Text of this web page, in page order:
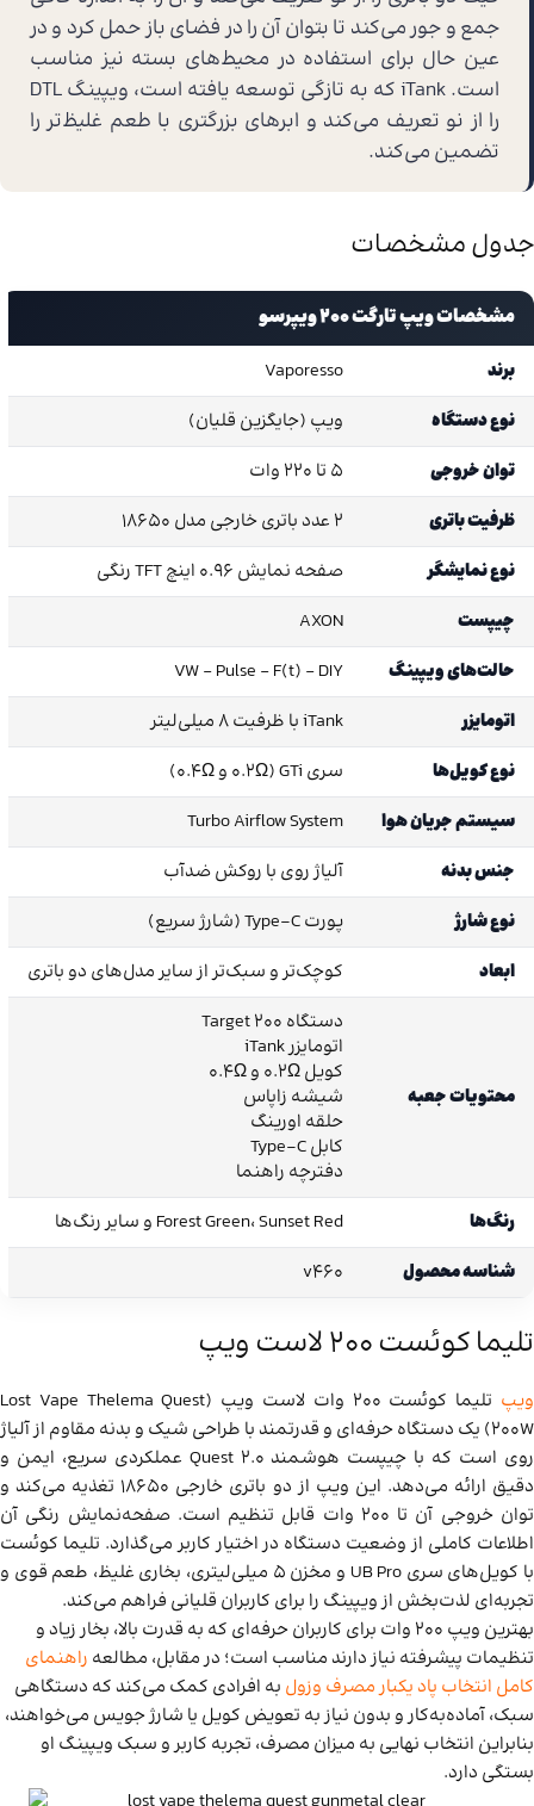
جمع و جور می‌کند تا بتوان آن را در فضای باز حمل کرد و در
عین حال برای استفاده در محیط‌های بسته نیز مناسب
است. iTank که به تازگی توسعه یافته است، ویپینگ DTL
را از نو تعریف می‌کند و ابرهای بزرگتری با طعم غلیظ‌تر را
تضمین می‌کند.
جدول مشخصات
مشخصات ویپ تارگت 200 ویپرسو
برند
Vaporesso
نوع دستگاه
ویپ (جایگزین قلیان)
توان خروجی
5 تا 220 وات
ظرفیت باتری
2 عدد باتری خارجی مدل 18650
نوع نمایشگر
صفحه نمایش 0.96 اینچ TFT رنگی
چیپست
AXON
حالت‌های ویپینگ
VW – Pulse – F(t) – DIY
اتومایزر
iTank با ظرفیت 8 میلی‌لیتر
نوع کویل‌ها
سری GTi (0.2Ω و 0.4Ω)
سیستم جریان هوا
Turbo Airflow System
جنس بدنه
آلیاژ روی با روکش ضدآب
نوع شارژ
پورت Type-C (شارژ سریع)
ابعاد
کوچک‌تر و سبک‌تر از سایر مدل‌های دو باتری
محتویات جعبه
دستگاه Target 200
اتومایزر iTank
کویل 0.2Ω و 0.4Ω
شیشه زاپاس
حلقه اورینگ
کابل Type-C
دفترچه راهنما
رنگ‌ها
Forest Green، Sunset Red و سایر رنگ‌ها
شناسه محصول
v460
تلیما کوئست ۲۰۰ لاست ویپ
ویپ
تلیما کوئست 200 وات لاست ویپ (Lost Vape Thelema Quest
200W) یک دستگاه حرفه‌ای و قدرتمند با طراحی شیک و بدنه مقاوم از آلیاژ
روی است که با چیپست هوشمند Quest 2.0 عملکردی سریع، ایمن و
دقیق ارائه می‌دهد. این ویپ از دو باتری خارجی 18650 تغذیه می‌کند و
توان خروجی آن تا 200 وات قابل تنظیم است. صفحه‌نمایش رنگی آن
اطلاعات کاملی از وضعیت دستگاه در اختیار کاربر می‌گذارد. تلیما کوئست
با کویل‌های سری UB Pro و مخزن ۵ میلی‌لیتری، بخاری غلیظ، طعم قوی و
تجربه‌ای لذت‌بخش از ویپینگ را برای کاربران قلیانی فراهم می‌کند.
بهترین ویپ ۲۰۰ وات برای کاربران حرفه‌ای که به قدرت بالا، بخار زیاد و
تنظیمات پیشرفته نیاز دارند مناسب است؛ در مقابل، مطالعه راهنمای
کامل انتخاب پاد یکبار مصرف وزول به افرادی کمک می‌کند که دستگاهی
سبک، آماده‌به‌کار و بدون نیاز به تعویض کویل یا شارژ جویس می‌خواهند،
بنابراین انتخاب نهایی به میزان مصرف، تجربه کاربر و سبک ویپینگ او
بستگی دارد.